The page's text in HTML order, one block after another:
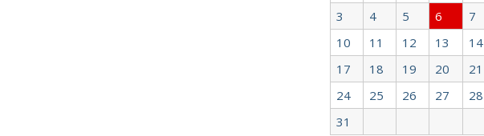
3
4 5 6 7
10
11 12 13 14
17
18 19 20 21
24
25 26 27 28
31